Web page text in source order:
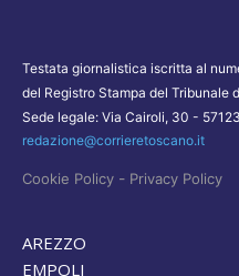
Testata giornalistica iscritta al
del Registro Stampa del Tribunale
Sede legale: Via Cairoli, 30 -
redazione@corrieretoscano.it
Cookie Policy - Privacy Policy
AREZZO
EMPOLI